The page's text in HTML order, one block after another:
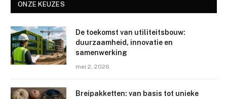
ONZE KEUZES
De toekomst van utiliteitsbouw:
duurzaamheid, innovatie en
samenwerking
mei 2, 2026
Breipakketten: van basis tot unieke